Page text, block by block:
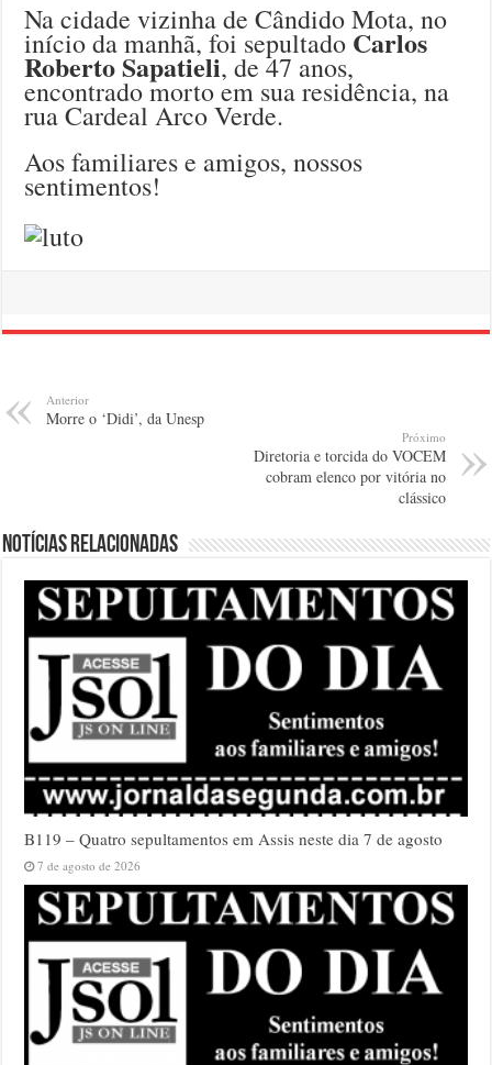
Na cidade vizinha de Cândido Mota, no
início da manhã, foi sepultado Carlos
Roberto Sapatieli, de 47 anos,
encontrado morto em sua residência, na
rua Cardeal Arco Verde.
Aos familiares e amigos, nossos
sentimentos!
Anterior
Morre o ‘Didi’, da Unesp
Próximo
Diretoria e torcida do VOCEM
cobram elenco por vitória no
clássico
Notícias relacionadas
B119 – Quatro sepultamentos em Assis neste dia 7 de agosto
7 de agosto de 2026